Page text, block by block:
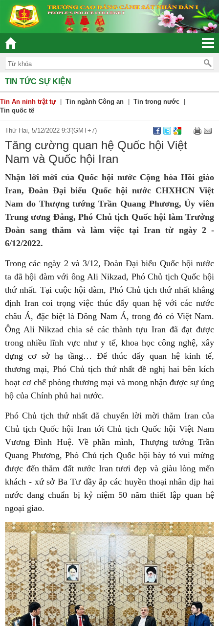
“ĐOÀN KẾT – DÂN CHỦ - KỶ CƯƠNG – TRÁCH
TIN TỨC SỰ KIỆN
Tin An ninh trật tự Tin ngành Công an Tin trong nước
Tin quốc tế
Thứ Hai, 5/12/2022 9:3'(GMT+7)
Tăng cường quan hệ Quốc hội Việt
Nam và Quốc hội Iran
Nhận lời mời của Quốc hội nước Cộng hòa Hồi giáo
Iran, Đoàn Đại biểu Quốc hội nước CHXHCN Việt
Nam do Thượng tướng Trần Quang Phương, Ủy viên
Trung ương Đảng, Phó Chủ tịch Quốc hội làm Trưởng
Đoàn sang thăm và làm việc tại Iran từ ngày 2 -
6/12/2022.
Trong các ngày 2 và 3/12, Đoàn Đại biểu Quốc hội nước
ta đã hội đàm với ông Ali Nikzad, Phó Chủ tịch Quốc hội
thứ nhất. Tại cuộc hội đàm, Phó Chủ tịch thứ nhất khẳng
định Iran coi trọng việc thúc đẩy quan hệ với các nước
châu Á, đặc biệt là Đông Nam Á, trong đó có Việt Nam.
Ông Ali Nikzad chia sẻ các thành tựu Iran đã đạt được
trong nhiều lĩnh vực như y tế, khoa học công nghệ, xây
dựng cơ sở hạ tầng… Để thúc đẩy quan hệ kinh tế,
thương mại, Phó Chủ tịch thứ nhất đề nghị hai bên kích
hoạt cơ chế phòng thương mại và mong nhận được sự ủng
hộ của Chính phủ hai nước.
Phó Chủ tịch thứ nhất đã chuyển lời mời thăm Iran của
Chủ tịch Quốc hội Iran tới Chủ tịch Quốc hội Việt Nam
Vương Đình Huệ. Về phần mình, Thượng tướng Trần
Quang Phương, Phó Chủ tịch Quốc hội bày tỏ vui mừng
được đến thăm đất nước Iran tươi đẹp và giàu lòng mến
khách - xứ sở Ba Tư đầy ắp các huyền thoại nhân dịp hai
nước đang chuẩn bị kỷ niệm 50 năm thiết lập quan hệ
ngoại giao.